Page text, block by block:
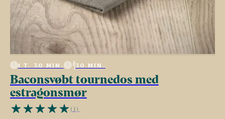
1 T. 30 MIN. 30 MIN.
Baconsvøbt tournedos med
estragonsmør
(1)